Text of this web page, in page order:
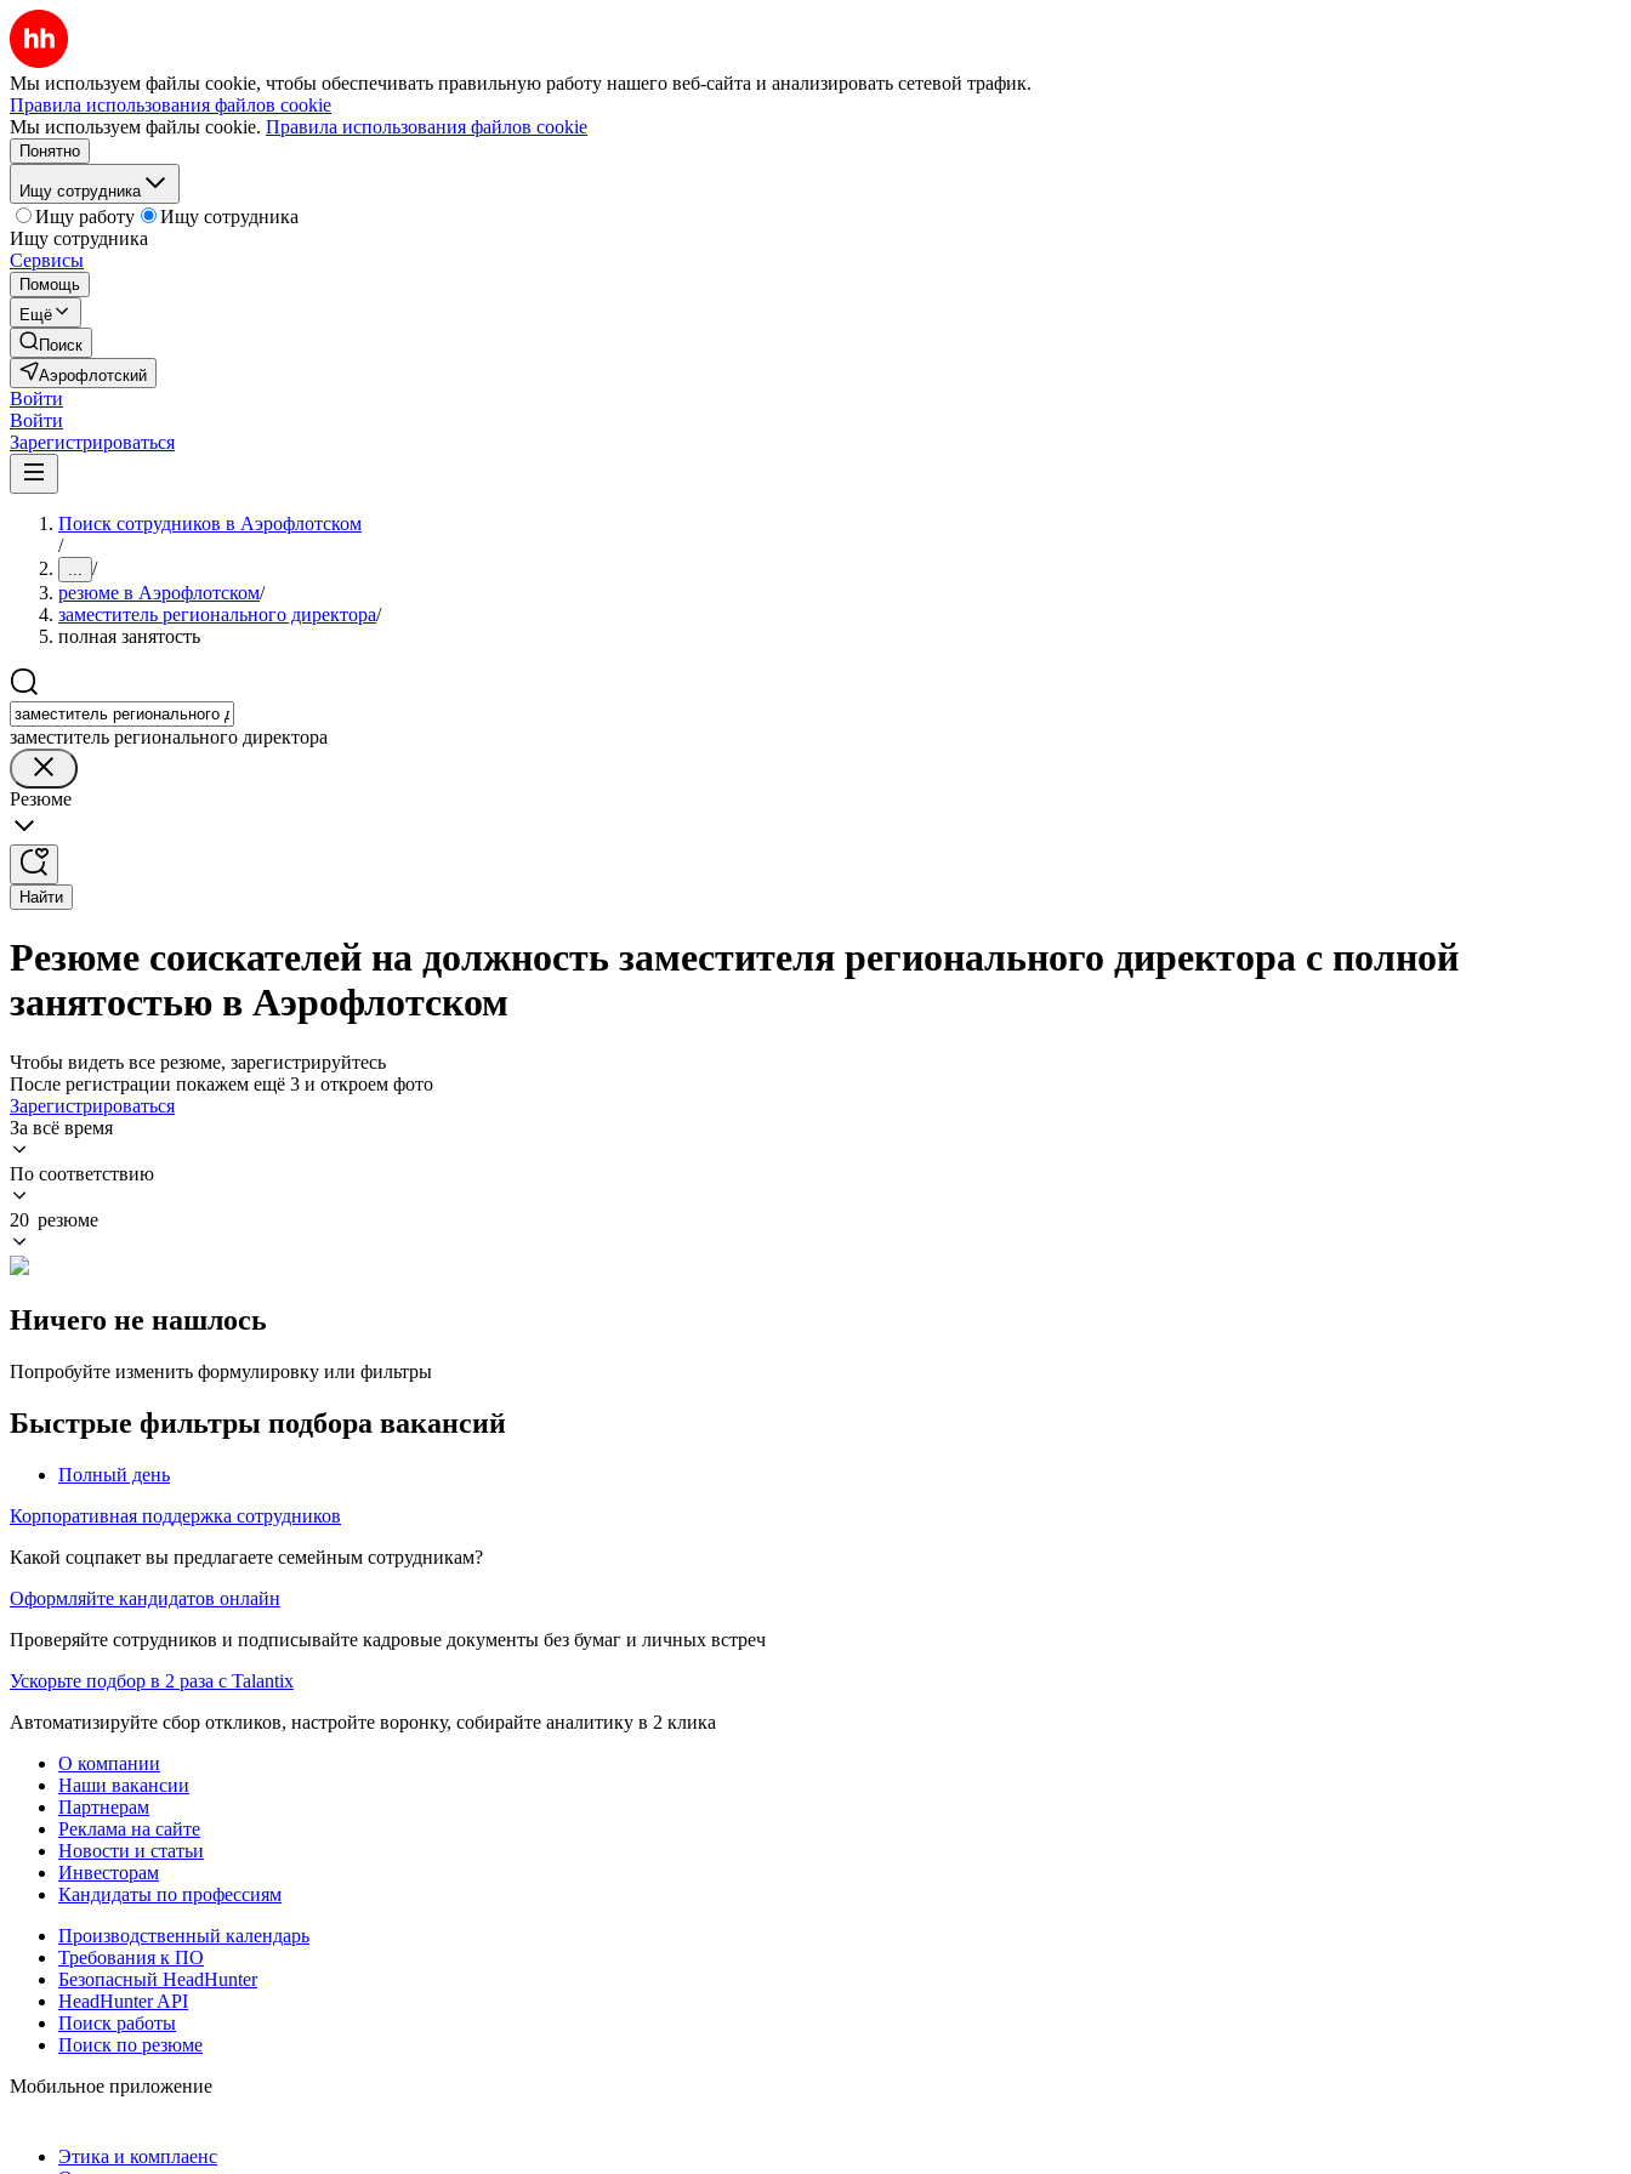
Мы используем файлы cookie, чтобы обеспечивать правильную работу нашего веб-сайта и анализировать сетевой трафик.
Правила использования файлов cookie
Мы используем файлы cookie. Правила использования файлов cookie
Понятно
Ищу сотрудника
Ищу работу
Ищу сотрудника
Ищу сотрудника
Сервисы
Помощь
Ещё
Поиск
Аэрофлотский
Войти
Войти
Зарегистрироваться
Поиск сотрудников в Аэрофлотском
/
... /
резюме в Аэрофлотском/
заместитель регионального директора/
полная занятость
заместитель регионального директора
Резюме
Найти
Резюме соискателей на должность заместителя регионального директора с полной
занятостью в Аэрофлотском
Чтобы видеть все резюме, зарегистрируйтесь
После регистрации покажем ещё 3 и откроем фото
Зарегистрироваться
За всё время
По соответствию
20 резюме
Ничего не нашлось
Попробуйте изменить формулировку или фильтры
Быстрые фильтры подбора вакансий
Полный день
Корпоративная поддержка сотрудников
Какой соцпакет вы предлагаете семейным сотрудникам?
Оформляйте кандидатов онлайн
Проверяйте сотрудников и подписывайте кадровые документы без бумаг и личных встреч
Ускорьте подбор в 2 раза с Talantix
Автоматизируйте сбор откликов, настройте воронку, собирайте аналитику в 2 клика
О компании
Наши вакансии
Партнерам
Реклама на сайте
Новости и статьи
Инвесторам
Кандидаты по профессиям
Производственный календарь
Требования к ПО
Безопасный HeadHunter
HeadHunter API
Поиск работы
Поиск по резюме
Мобильное приложение
Этика и комплаенс